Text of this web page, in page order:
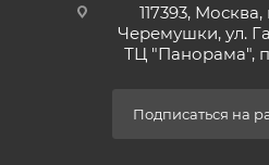
117393,
Черемушки, ул.
ТЦ "Панорама",
Подписаться на